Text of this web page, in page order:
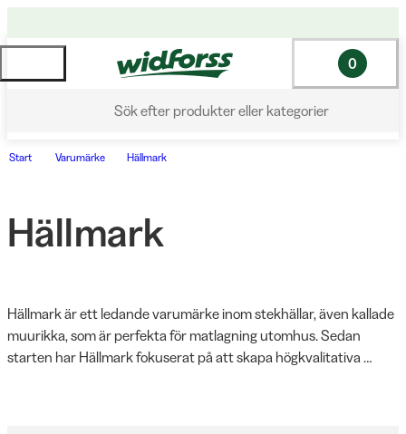
Sök efter produkter eller kategorier
0
Start Varumärke Hällmark
Hällmark
Hällmark är ett ledande varumärke inom stekh­ällar, även kallade
muurikka, som är perfekta för matlagning utomhus. Sedan
starten har Hällmark fokuserat på att skapa högkvalitativa